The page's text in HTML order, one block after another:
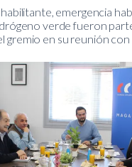
emergencia
verde fueron
gremio en su reunión con